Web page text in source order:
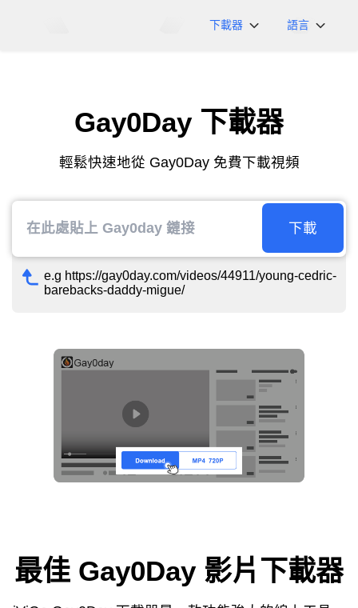
下載器
iFunny
OnlyFans
語言
Gay0Day 下載器
輕鬆快速地從 Gay0Day 免費下載視頻
下載
e.g https://gay0day.com/videos/44911/young-cedric-
barebacks-daddy-migue/
最佳 Gay0Day 影片下載器